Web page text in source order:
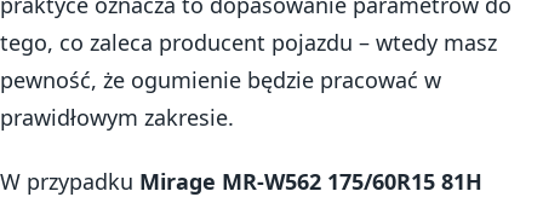
tego, co zaleca producent pojazdu – wtedy masz
pewność, że ogumienie będzie pracować w
prawidłowym zakresie.
W przypadku Mirage MR-W562 175/60R15 81H